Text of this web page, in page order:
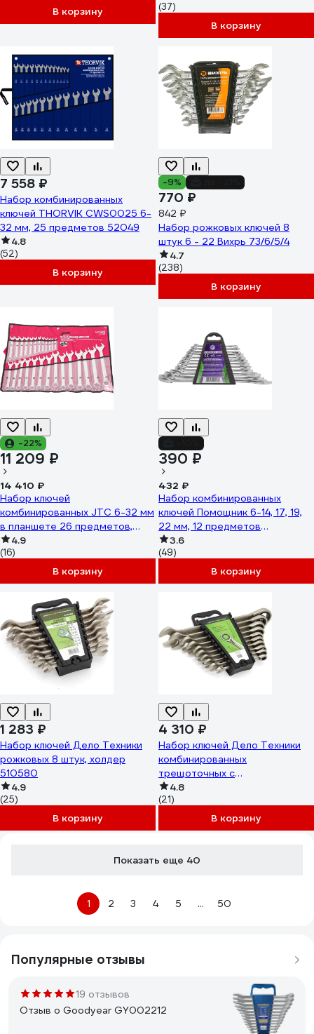
В корзину (37)
В корзину
7 558 ₽
Набор комбинированных
ключей THORVIK CWS0025 6-
32 мм, 25 предметов 52049
4.8
(52)
В корзину
-9%
770 ₽
842 ₽
Набор рожковых ключей 8
штук 6 - 22 Вихрь 73/6/5/4
4.7
(238)
В корзину
-22%
11 209 ₽
14 410 ₽
Набор ключей
комбинированных JTC 6-32 мм
в планшете 26 предметов,
AE2426S 673359
4.9
(16)
В корзину
390 ₽
432 ₽
Набор комбинированных
ключей Помощник 6-14, 17, 19,
22 мм, 12 предметов
5123(56582)
3.6
(49)
В корзину
1 283 ₽
Набор ключей Дело Техники
рожковых 8 штук, холдер
510580
4.9
(25)
В корзину
4 310 ₽
Набор ключей Дело Техники
комбинированных
трещоточных с
переключателем 10 шт.,
холдер 515300
4.8
(21)
В корзину
Показать еще 40
1 2 3 4 5 ... 50
Популярные отзывы
19 отзывов
Отзыв о Goodyear GY002212